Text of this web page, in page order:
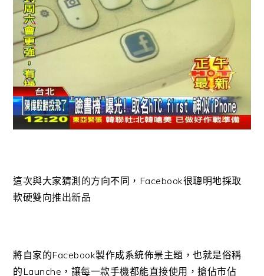
這次與大家猜測的方向不同，Facebook很聰明地採取
軟硬雙向推出新品
將自家的Facebook製作成系統佈景主題，也就是俗稱
的Launche，讓每一款手機都能直接使用，搶佔市佔